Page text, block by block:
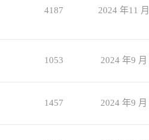
4187 2024 年11
1053 2024 年9 月
1457 2024 年9 月